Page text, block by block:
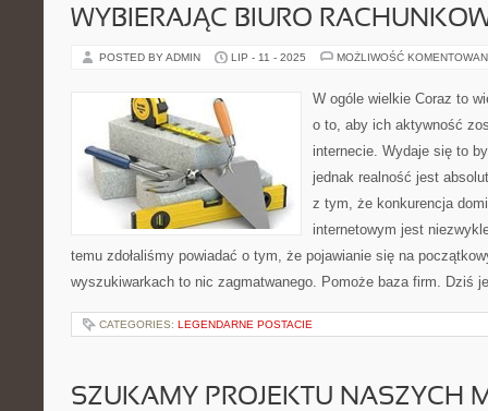
WYBIERAJĄC BIURO
POSTED BY ADMIN LIP - 11 - 2025 MOŻLIWOŚĆ
W ogóle wielkie Coraz to
o to, aby ich aktywność
internecie. Wydaje się to
jednak realność jest
z tym, że konkurencja
internetowym jest
temu zdołaliśmy powiadać o tym, że pojawianie się na
wyszukiwarkach to nic zagmatwanego. Pomoże baza firm. Dziś
CATEGORIES: LEGENDARNE POSTACIE
SZUKAMY PROJEKTU NASZYCH